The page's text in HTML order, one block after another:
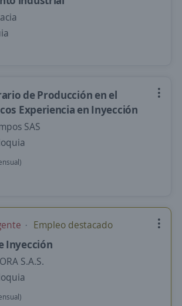
de Producción en el
Experiencia en Inyección
SAS
Empleo destacado
Inyección
S.A.S.